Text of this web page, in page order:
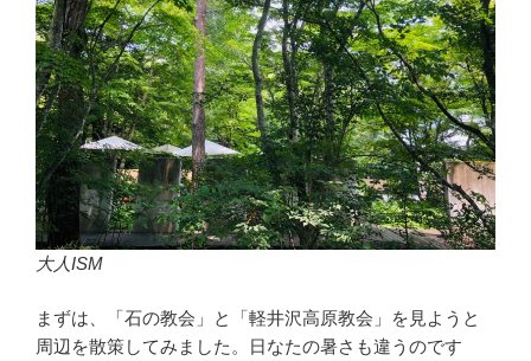
大人ISM
まずは、「石の教会」と「軽井沢高原教会」を見ようと
周辺を散策してみました。日なたの暑さも違うのです